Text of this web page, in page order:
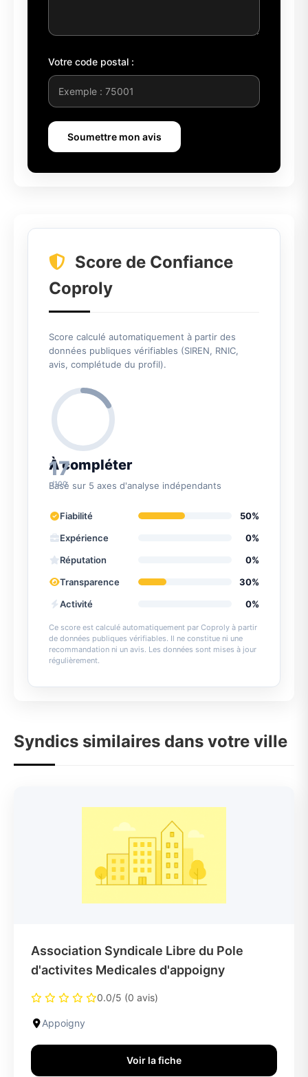
Votre code postal :
Soumettre mon avis
Score de Confiance
Coproly
Score calculé automatiquement à partir des
données publiques vérifiables (SIREN, RNIC,
avis, complétude du profil).
17
/100
À compléter
Basé sur 5 axes d'analyse indépendants
Fiabilité
50%
Expérience
0%
Réputation
0%
Transparence
30%
Activité
0%
Ce score est calculé automatiquement par Coproly à partir
de données publiques vérifiables. Il ne constitue ni une
recommandation ni un avis. Les données sont mises à jour
régulièrement.
Syndics similaires dans votre ville
Association Syndicale Libre du Pole
d'activites Medicales d'appoigny
0.0/5 (0 avis)
Appoigny
Voir la fiche